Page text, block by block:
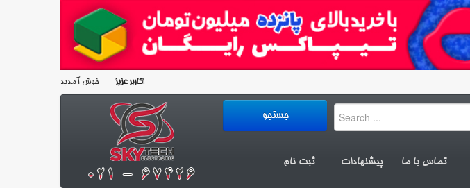
کاربر عزیزخوش آمدید!
تماس با ما پیشنهادات ثبت نام